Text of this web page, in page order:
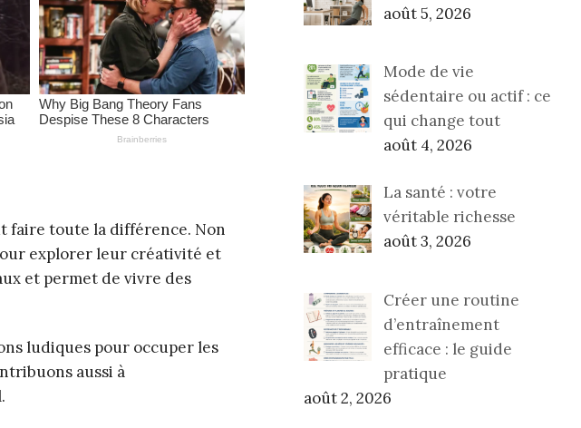
faire toute la différence. Non
explorer leur créativité et
et permet de vivre des
ludiques pour occuper les
aussi à
août 5, 2026
Mode de vie
sédentaire ou actif : ce
qui change tout
août 4, 2026
La santé : votre
véritable richesse
août 3, 2026
Créer une routine
d’entraînement
efficace : le guide
pratique
août 2, 2026